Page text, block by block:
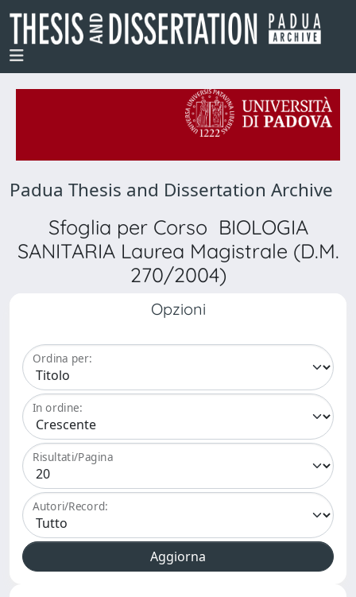
Padua Thesis and Dissertation Archive
Sfoglia per Corso BIOLOGIA
SANITARIA Laurea Magistrale (D.M.
270/2004)
Opzioni
Ordina per:
In ordine:
Risultati/Pagina
Autori/Record: